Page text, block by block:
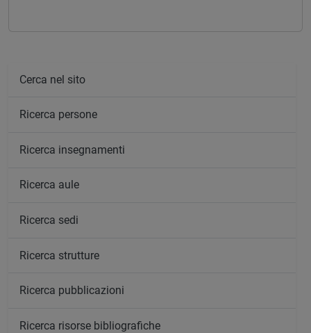
Cerca nel sito
Ricerca persone
Ricerca insegnamenti
Ricerca aule
Ricerca sedi
Ricerca strutture
Ricerca pubblicazioni
Ricerca risorse bibliografiche